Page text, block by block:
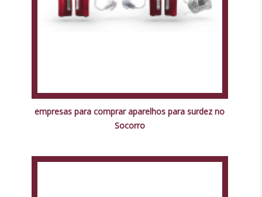
empresas para comprar aparelhos para surdez no
Socorro